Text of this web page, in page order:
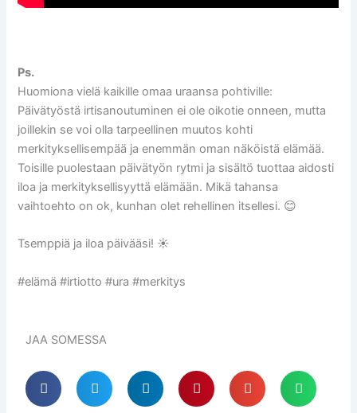
Ps.
Huomiona vielä kaikille omaa uraansa pohtiville:
Päivätyöstä irtisanoutuminen ei ole oikotie onneen, mutta
joillekin se voi olla tarpeellinen muutos kohti
merkityksellisempää ja enemmän oman näköistä elämää.
Toisille puolestaan päivätyön rytmi ja sisältö tuottaa aidosti
iloa ja merkityksellisyyttä elämään. Mikä tahansa
vaihtoehto on ok, kunhan olet rehellinen itsellesi. 😊
Tsemppiä ja iloa päivääsi! ☀️
#elämä #irtiotto #ura #merkitys
JAA SOMESSA